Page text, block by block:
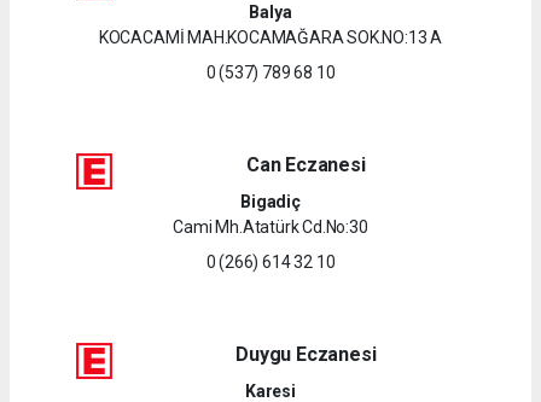
Balya
KOCACAMİ MAH.KOCAMAĞARA SOK.NO:13 A
0 (537) 789 68 10
Can Eczanesi
Bigadiç
Cami Mh.Atatürk Cd.No:30
0 (266) 614 32 10
Duygu Eczanesi
Karesi